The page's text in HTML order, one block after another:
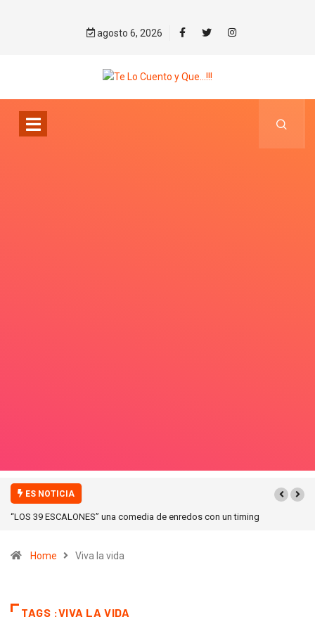
agosto 6, 2026
ES NOTICIA
“ICONIC WINTER” nuevas colecciones en Galerias pacifico!
Home Viva la vida
TAGS :VIVA LA VIDA